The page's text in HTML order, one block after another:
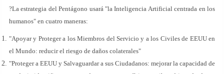
?La estrategia del Pentágono usará "la Inteligencia Artificial centrada en los
humanos" en cuatro maneras:
"Apoyar y Proteger a los Miembros del Servicio y a los Civiles de EEUU en
el Mundo: reducir el riesgo de daños colaterales"
"Proteger a EEUU y Salvaguardar a sus Ciudadanos: mejorar la capacidad de